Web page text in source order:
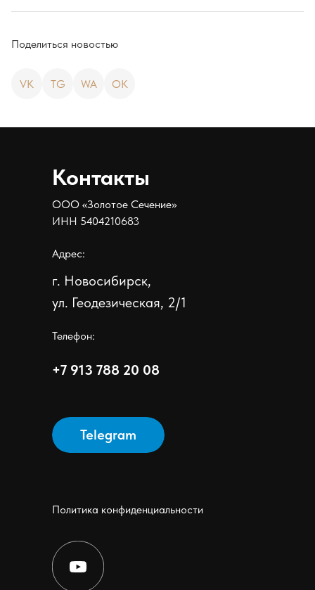
Поделиться новостью
VK TG WA OK
Адрес:
г. Новосибирск,
ул. Геодезическая, 2/1
Телефон:
+7 913 788 20 08
Контакты
Политика конфиденциальности
ООО «Золотое Сечение»
ИНН 5404210683
Telegram